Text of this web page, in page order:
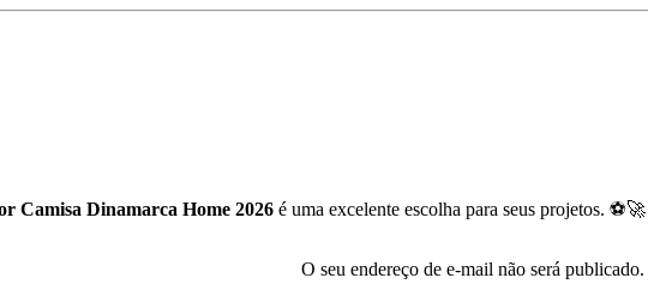
Camisa Dinamarca Home 2026 é uma excelente escolha para seus projetos. ⚽🚀
O seu endereço de e-mail não será publicado.